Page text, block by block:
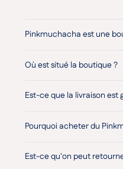
Pinkmuchacha est une
Où est situé la boutique ?
Est-ce que la livraison est
Pourquoi acheter du
Est-ce qu'on peut